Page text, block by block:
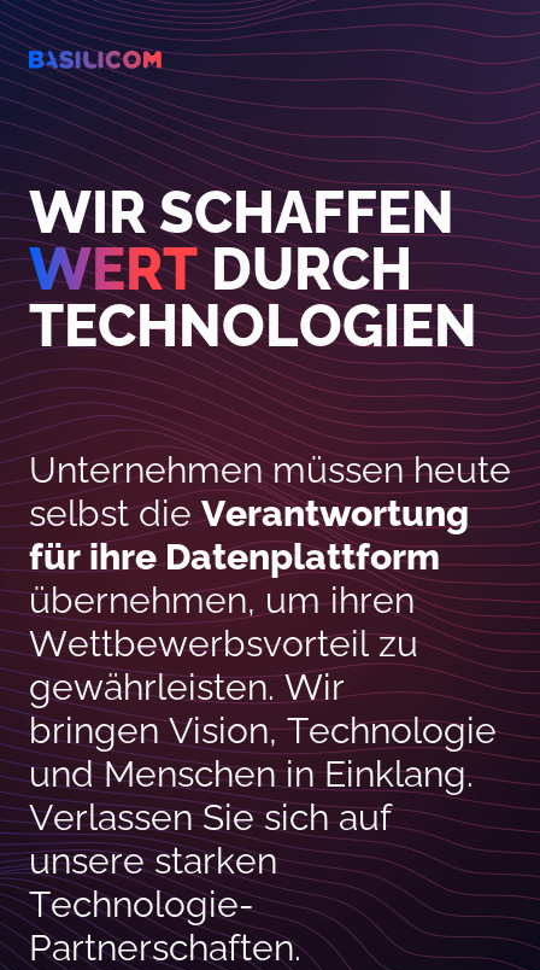
Company Logo von Basilicom GmbH
WIR SCHAFFEN
WERTDURCH
TECHNOLOGIEN
Unternehmen müssen heute
selbst dieVerantwortung
für ihre Datenplattform
übernehmen, um ihren
Wettbewerbsvorteil zu
gewährleisten. Wir
bringen Vision, Technologie
und Menschen in Einklang.
Verlassen Sie sich auf
unsere starken
Technologie-
Partnerschaften.